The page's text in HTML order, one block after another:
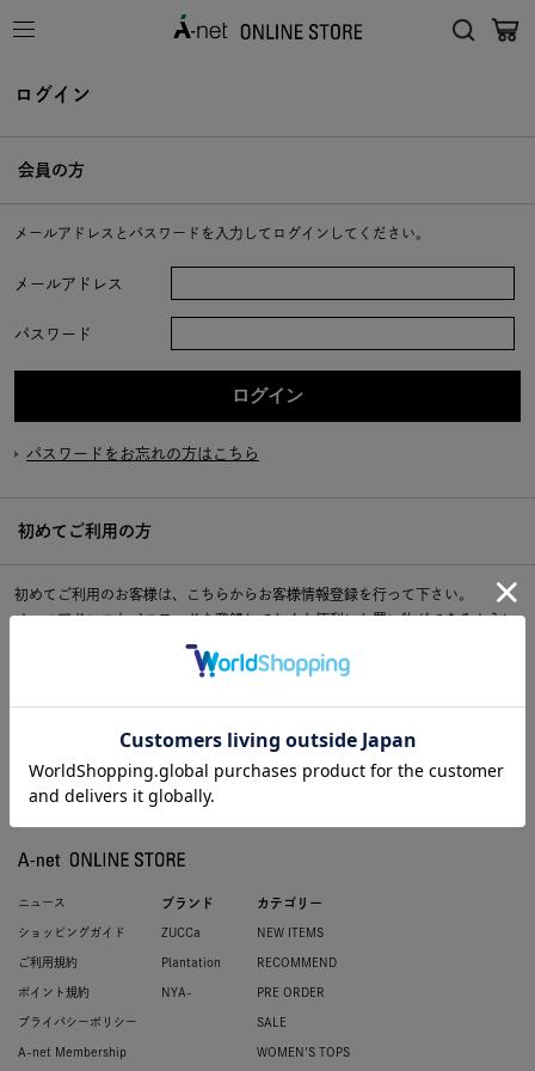
ログイン
会員の方
メールアドレスとパスワードを入力してログインしてください。
メールアドレス
パスワード
パスワードをお忘れの方はこちら
初めてご利用の方
初めてご利用のお客様は、こちらからお客様情報登録を行って下さい。
メールアドレスとパスワードを登録しておくと便利にお買い物ができるように
ニュース
ショッピングガイド
ご利用規約
ポイント規約
プライバシーポリシー
A-net Membership
ブランド
ZUCCa
Plantation
NYA-
カテゴリー
NEW ITEMS
RECOMMEND
PRE ORDER
SALE
WOMEN'S TOPS